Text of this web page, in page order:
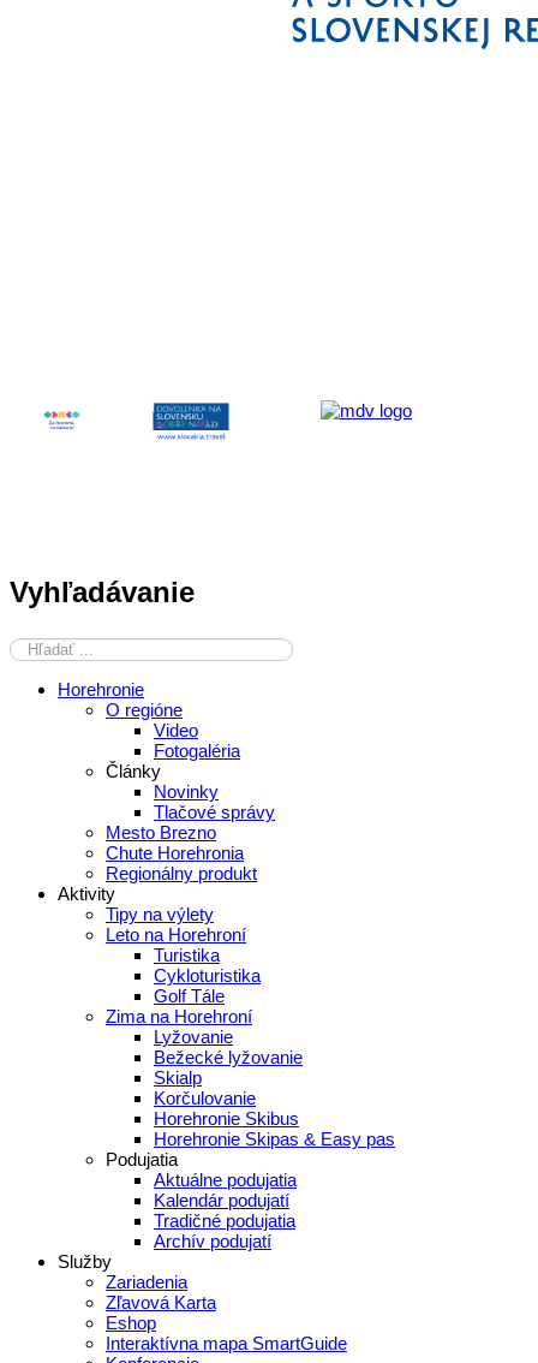
Vyhľadávanie
Horehronie
O regióne
Video
Fotogaléria
Články
Novinky
Tlačové správy
Mesto Brezno
Chute Horehronia
Regionálny produkt
Aktivity
Tipy na výlety
Leto na Horehroní
Turistika
Cykloturistika
Golf Tále
Zima na Horehroní
Lyžovanie
Bežecké lyžovanie
Skialp
Korčulovanie
Horehronie Skibus
Horehronie Skipas & Easy pas
Podujatia
Aktuálne podujatia
Kalendár podujatí
Tradičné podujatia
Archív podujatí
Služby
Zariadenia
Zľavová Karta
Eshop
Interaktívna mapa SmartGuide